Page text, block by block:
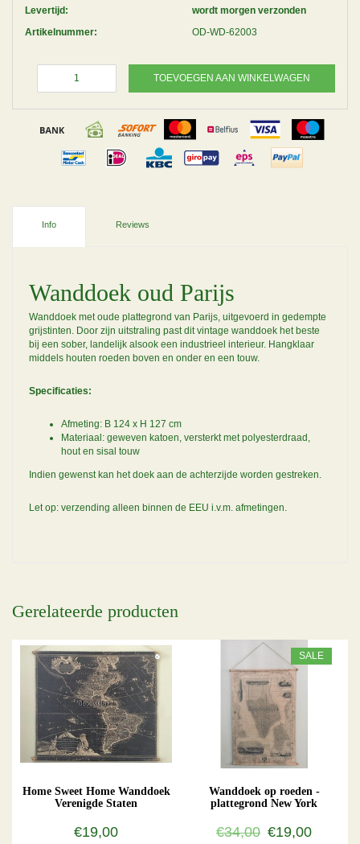
Levertijd:
wordt morgen verzonden
Artikelnummer:
OD-WD-62003
TOEVOEGEN AAN WINKELWAGEN
Info Reviews
Wanddoek oud Parijs
Wanddoek met oude plattegrond van Parijs, uitgevoerd in gedempte
grijstinten. Door zijn uitstraling past dit vintage wanddoek het beste
bij een sober, landelijk alsook een industrieel interieur. Hangklaar
middels houten roeden boven en onder en een touw.
Specificaties:
Afmeting: B 124 x H 127 cm
Materiaal: geweven katoen, versterkt met polyesterdraad,
hout en sisal touw
Indien gewenst kan het doek aan de achterzijde worden gestreken.
Let op: verzending alleen binnen de EEU i.v.m. afmetingen.
Gerelateerde producten
Home Sweet Home Wanddoek
Verenigde Staten
€19,00
SALE
Wanddoek op roeden -
plattegrond New York
€34,00 €19,00